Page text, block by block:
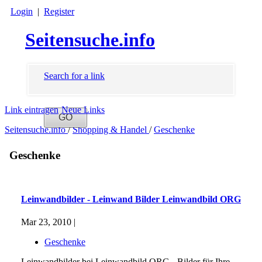
Login | Register
Seitensuche.info
Search for a link
Link eintragen Neue Links
Seitensuche.info/ Shopping & Handel / Geschenke
Geschenke
Leinwandbilder - Leinwand Bilder Leinwandbild ORG
Mar 23, 2010 |
Geschenke